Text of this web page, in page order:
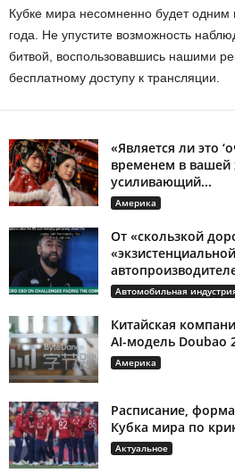
Кубке мира несомненно будет одним
года. Не упустите возможность
битвой, воспользовавшись нашими
бесплатному доступу к трансляции.
«Является ли это
временем в вашей
усиливающий...
Америка
От «скользкой
Автомобильная
Китайская
AI-модель Doubao
Америка
Расписание,
Кубка мира по
Актуальное